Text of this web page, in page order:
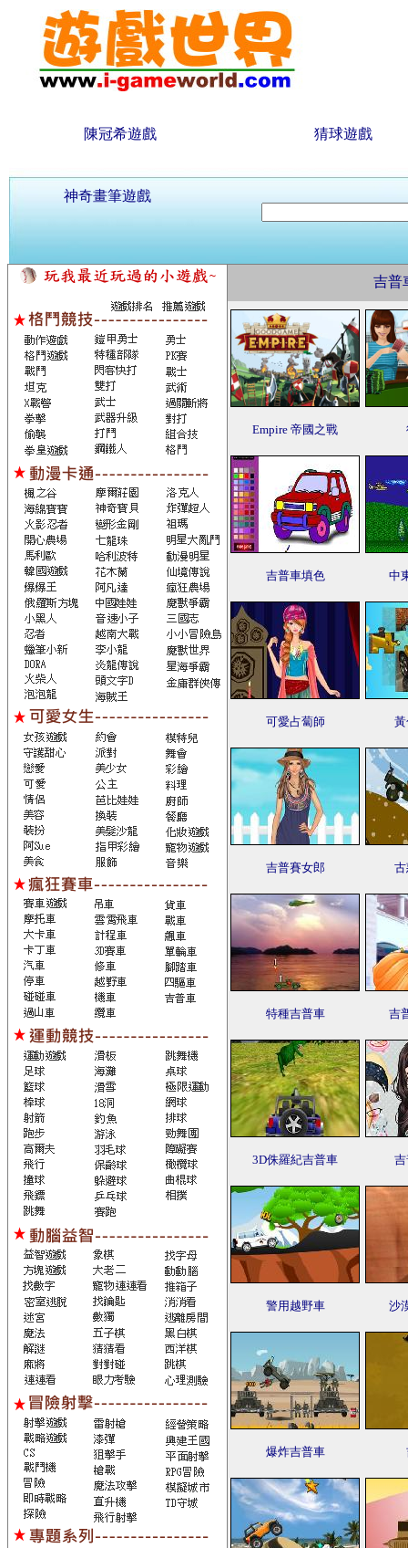
陳冠希遊戲 猜球遊戲
神奇畫筆遊戲
吉普
Empire 帝國之戰
吉普車填色 中
可愛占蔔師
吉普賽女郎
特種吉普車 吉
3D侏羅紀吉普車
警用越野車 沙
爆炸吉普車